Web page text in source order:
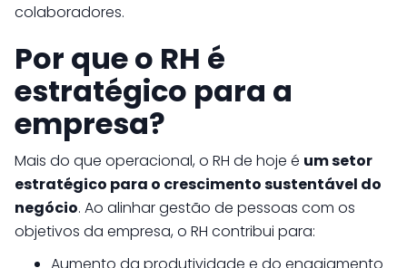
colaboradores.
Por que o RH é
estratégico para a
empresa?
Mais do que operacional, o RH de hoje é um setor
estratégico para o crescimento sustentável do
negócio. Ao alinhar gestão de pessoas com os
objetivos da empresa, o RH contribui para: